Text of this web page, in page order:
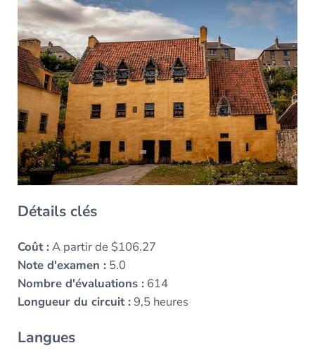
Détails clés
Coût :A partir de $106.27
Note d'examen :5.0
Nombre d'évaluations :614
Longueur du circuit :9,5 heures
Langues